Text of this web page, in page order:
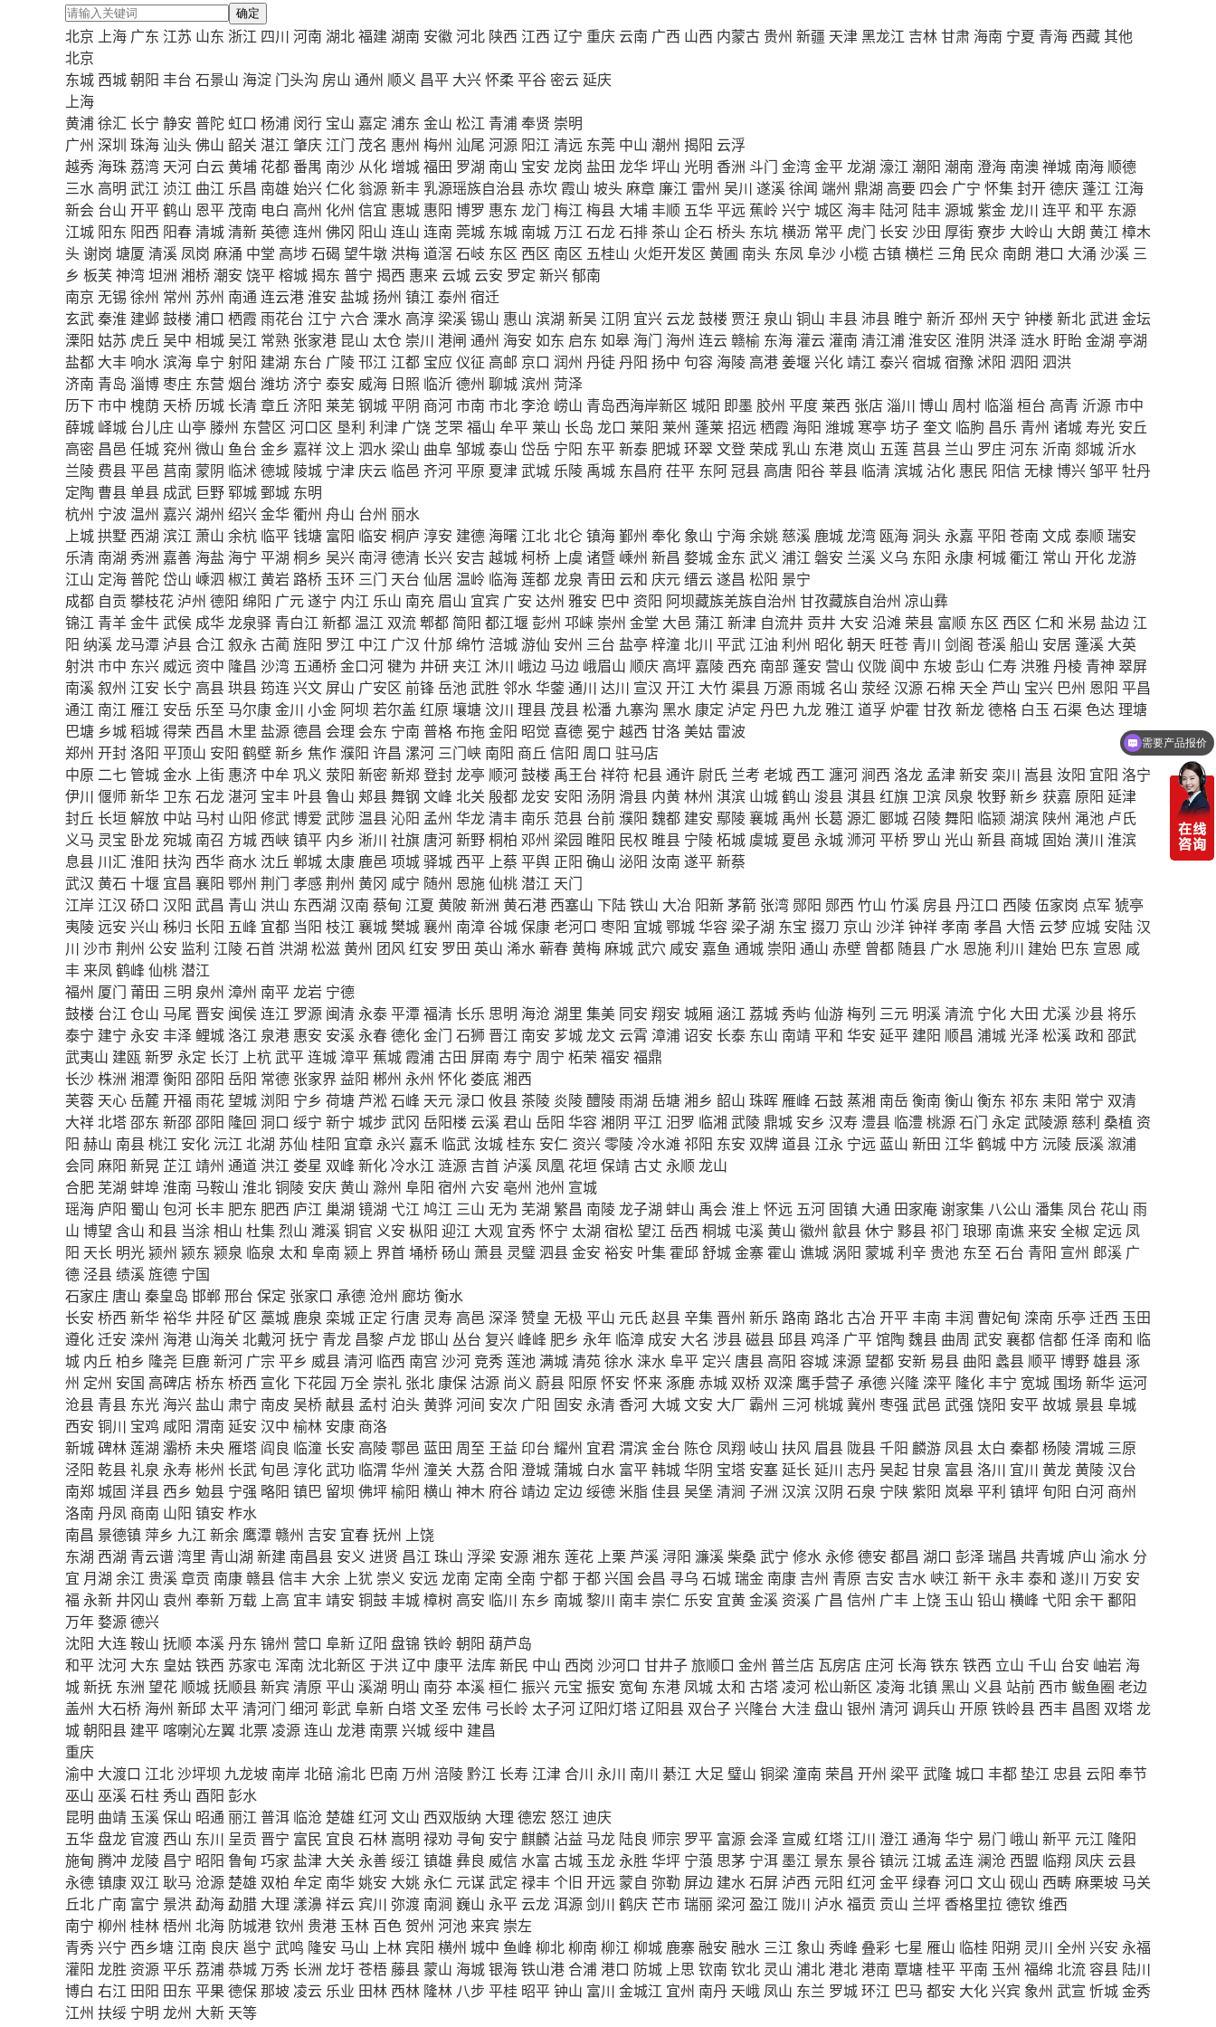
确定
北京 上海 广东 江苏 山东 浙江 四川 河南 湖北福建湖南 安徽河北 陕西 江西 辽宁 重庆 云南 广西 山西 内蒙古 贵州 新疆 天津黑龙江 吉林甘肃 海南 宁夏 青海 西藏其他
北京
东城 西城朝阳 丰台 石景山 海淀 门头沟 房山 通州 顺义 昌平 大兴怀柔平谷 密云延庆
上海
黄浦徐汇 长宁 静安 普陀 虹口 杨浦 闵行 宝山 嘉定 浦东 金山 松江 青浦奉贤 崇明
广州 深圳 珠海 汕头佛山 韶关 湛江 肇庆 江门 茂名 惠州 梅州 汕尾 河源 阳江 清远 东莞 中山 潮州 揭阳 云浮
越秀 海珠 荔湾 天河 白云黄埔 花都番禺 南沙 从化增城福田 罗湖 南山 宝安 龙岗 盐田 龙华坪山 光明 香洲 斗门 金湾金平龙湖 濠江 潮阳 潮南 澄海 南澳禅城 南海 顺德
三水 高明 武江 浈江 曲江 乐昌 南雄 始兴仁化 翁源新丰乳源瑶族自治县赤坎 霞山 坡头麻章 廉江 雷州 吴川 遂溪徐闻 端州 鼎湖 高要 四会 广宁 怀集封开德庆 蓬江 江海
新会 台山 开平鹤山 恩平 茂南 电白 高州 化州 信宜 惠城 惠阳 博罗 惠东 龙门 梅江 梅县 大埔丰顺 五华平远 蕉岭 兴宁 城区 海丰 陆河 陆丰源城紫金龙川 连平和平 东源
江城 阳东 阳西 阳春清城清新 英德连州 佛冈 阳山 连山 连南 莞城 东城 南城 万江 石龙石排茶山 企石 桥头 东坑横沥 常平 虎门 长安 沙田 厚街寮步 大岭山 大朗 黄江 樟木
头谢岗 塘厦 清溪 凤岗 麻涌 中堂 高埗石碣 望牛墩 洪梅道滘 石岐 东区 西区 南区 五桂山 火炬开发区 黄圃 南头 东凤阜沙小榄 古镇横栏 三角 民众 南朗 港口 大涌 沙溪 三
乡 板芙 神湾坦洲 湘桥潮安 饶平榕城揭东 普宁 揭西 惠来 云城 云安 罗定 新兴郁南
南京 无锡 徐州 常州 苏州 南通连云港淮安 盐城扬州 镇江 泰州 宿迁
玄武秦淮 建邺鼓楼 浦口 栖霞 雨花台 江宁 六合 溧水 高淳 梁溪锡山 惠山 滨湖 新吴 江阴 宜兴 云龙鼓楼 贾汪 泉山 铜山 丰县 沛县 睢宁 新沂邳州 天宁 钟楼 新北武进金坛
溧阳 姑苏 虎丘 吴中 相城吴江 常熟 张家港 昆山 太仓 崇川 港闸 通州 海安 如东 启东 如皋 海门 海州 连云赣榆 东海灌云灌南 清江浦淮安区 淮阴 洪泽 涟水 盱眙金湖 亭湖
盐都 大丰 响水滨海阜宁 射阳 建湖 东台 广陵邗江 江都 宝应 仪征 高邮 京口 润州 丹徒丹阳 扬中 句容 海陵 高港姜堰兴化靖江 泰兴宿城宿豫 沭阳 泗阳 泗洪
济南 青岛 淄博枣庄 东营 烟台 潍坊济宁 泰安 威海 日照 临沂德州 聊城滨州 菏泽
历下市中 槐荫 天桥 历城 长清章丘 济阳 莱芜钢城平阴 商河市南 市北李沧 崂山 青岛西海岸新区 城阳 即墨 胶州 平度 莱西 张店 淄川 博山 周村 临淄 桓台 高青 沂源市中
薛城 峄城 台儿庄 山亭 滕州 东营区 河口区 垦利 利津 广饶 芝罘福山 牟平 莱山 长岛 龙口 莱阳 莱州 蓬莱招远 栖霞 海阳 潍城 寒亭 坊子奎文 临朐 昌乐 青州 诸城寿光 安丘
高密 昌邑 任城 兖州 微山 鱼台 金乡 嘉祥 汶上 泗水 梁山 曲阜邹城泰山 岱岳 宁阳 东平新泰 肥城环翠文登 荣成乳山 东港 岚山 五莲 莒县 兰山 罗庄河东 沂南 郯城 沂水
兰陵 费县平邑 莒南 蒙阴 临沭德城 陵城 宁津 庆云 临邑 齐河平原 夏津武城 乐陵 禹城 东昌府茌平 东阿冠县 高唐 阳谷莘县 临清滨城 沾化 惠民 阳信无棣博兴邹平牡丹
定陶 曹县单县 成武 巨野 郓城 鄄城 东明
杭州 宁波 温州 嘉兴湖州 绍兴金华衢州 舟山 台州 丽水
上城拱墅 西湖 滨江 萧山 余杭 临平钱塘 富阳 临安 桐庐 淳安 建德 海曙 江北北仑镇海鄞州 奉化 象山 宁海余姚 慈溪 鹿城龙湾 瓯海洞头 永嘉 平阳 苍南 文成泰顺瑞安
乐清 南湖 秀洲 嘉善 海盐 海宁 平湖 桐乡 吴兴 南浔德清 长兴 安吉 越城柯桥 上虞 诸暨 嵊州 新昌 婺城金东 武义 浦江 磐安 兰溪 义乌 东阳 永康柯城衢江 常山 开化龙游
江山 定海普陀 岱山 嵊泗 椒江 黄岩 路桥 玉环 三门 天台 仙居 温岭 临海莲都龙泉 青田 云和 庆元缙云遂昌 松阳 景宁
成都 自贡 攀枝花 泸州 德阳 绵阳 广元遂宁 内江 乐山 南充 眉山 宜宾 广安 达州 雅安 巴中 资阳 阿坝藏族羌族自治州 甘孜藏族自治州 凉山彝
锦江 青羊金牛武侯 成华龙泉驿 青白江 新都 温江 双流郫都 简阳 都江堰彭州 邛崃 崇州 金堂 大邑 蒲江 新津 自流井 贡井 大安 沿滩 荣县 富顺 东区 西区 仁和 米易 盐边 江
阳 纳溪龙马潭 泸县合江 叙永古蔺旌阳 罗江 中江 广汉 什邡 绵竹 涪城游仙 安州 三台 盐亭 梓潼北川 平武 江油 利州 昭化朝天 旺苍 青川 剑阁 苍溪船山 安居 蓬溪 大英
射洪市中 东兴 威远 资中 隆昌 沙湾 五通桥金口河犍为 井研 夹江 沐川 峨边 马边 峨眉山 顺庆 高坪 嘉陵 西充 南部 蓬安 营山 仪陇 阆中 东坡彭山 仁寿 洪雅丹棱 青神 翠屏
南溪叙州 江安 长宁 高县珙县筠连兴文 屏山 广安区 前锋岳池武胜 邻水华蓥 通川 达川 宣汉 开江 大竹 渠县 万源雨城 名山 荥经汉源石棉 天全 芦山 宝兴 巴州 恩阳 平昌
通江 南江 雁江 安岳 乐至 马尔康金川 小金 阿坝 若尔盖 红原 壤塘 汶川 理县 茂县松潘 九寨沟 黑水 康定 泸定 丹巴 九龙雅江 道孚炉霍 甘孜新龙德格 白玉 石渠色达 理塘
巴塘 乡城稻城得荣 西昌 木里 盐源德昌 会理 会东 宁南 普格布拖金阳 昭觉 喜德 冕宁 越西 甘洛 美姑 雷波
郑州 开封洛阳 平顶山 安阳 鹤壁新乡 焦作濮阳 许昌 漯河 三门峡 南阳 商丘 信阳 周口 驻马店
中原 二七 管城金水 上街 惠济 中牟巩义 荥阳 新密 新郑登封龙亭 顺河鼓楼 禹王台 祥符 杞县通许 尉氏 兰考 老城 西工瀍河涧西 洛龙 孟津新安 栾川 嵩县 汝阳 宜阳 洛宁
伊川 偃师新华 卫东 石龙湛河 宝丰 叶县鲁山 郏县舞钢 文峰 北关 殷都龙安 安阳 汤阴 滑县 内黄林州 淇滨 山城鹤山 浚县淇县红旗 卫滨 凤泉 牧野新乡 获嘉 原阳 延津
封丘 长垣解放 中站 马村 山阳 修武博爱 武陟 温县沁阳 孟州 华龙清丰 南乐 范县 台前濮阳 魏都 建安 鄢陵襄城 禹州 长葛 源汇 郾城召陵舞阳 临颍 湖滨 陕州 渑池 卢氏
义马 灵宝 卧龙宛城 南召 方城 西峡镇平 内乡 淅川 社旗 唐河新野桐柏 邓州 梁园 睢阳 民权 睢县 宁陵柘城 虞城 夏邑 永城浉河平桥 罗山 光山 新县 商城 固始潢川 淮滨
息县 川汇 淮阳 扶沟 西华 商水 沈丘 郸城 太康 鹿邑 项城驿城 西平 上蔡 平舆 正阳 确山 泌阳 汝南 遂平新蔡
武汉 黄石 十堰 宜昌 襄阳 鄂州 荆门 孝感荆州 黄冈 咸宁 随州 恩施仙桃潜江 天门
江岸 江汉 硚口 汉阳 武昌 青山 洪山 东西湖 汉南 蔡甸 江夏 黄陂 新洲 黄石港 西塞山 下陆铁山 大冶 阳新茅箭 张湾 郧阳 郧西 竹山 竹溪 房县丹江口 西陵伍家岗 点军 猇亭
夷陵远安 兴山 秭归 长阳 五峰 宜都 当阳 枝江 襄城樊城襄州 南漳谷城保康老河口 枣阳 宜城鄂城华容 梁子湖 东宝 掇刀 京山 沙洋钟祥孝南 孝昌 大悟 云梦 应城 安陆汉
川 沙市荆州 公安 监利 江陵石首 洪湖 松滋黄州 团风红安 罗田 英山 浠水蕲春黄梅麻城武穴 咸安 嘉鱼 通城 崇阳 通山 赤壁 曾都 随县 广水 恩施利川 建始 巴东 宣恩 咸
丰 来凤鹤峰 仙桃潜江
福州 厦门 莆田 三明 泉州 漳州 南平龙岩 宁德
鼓楼 台江 仓山 马尾 晋安 闽侯连江 罗源 闽清 永泰平潭福清 长乐 思明 海沧 湖里 集美 同安 翔安 城厢 涵江 荔城秀屿仙游梅列 三元 明溪清流 宁化 大田 尤溪沙县将乐
泰宁 建宁 永安 丰泽鲤城洛江 泉港 惠安 安溪 永春德化金门 石狮 晋江 南安 芗城龙文 云霄 漳浦诏安 长泰 东山 南靖平和 华安 延平 建阳 顺昌 浦城光泽松溪政和 邵武
武夷山 建瓯新罗 永定 长汀 上杭武平连城 漳平 蕉城 霞浦古田 屏南 寿宁 周宁 柘荣 福安 福鼎
长沙株洲 湘潭衡阳 邵阳 岳阳 常德 张家界 益阳 郴州 永州 怀化 娄底湘西
芙蓉 天心岳麓开福 雨花望城 浏阳 宁乡 荷塘 芦淞石峰 天元 渌口 攸县茶陵 炎陵醴陵雨湖 岳塘湘乡 韶山 珠晖 雁峰 石鼓 蒸湘 南岳衡南 衡山 衡东 祁东 耒阳 常宁 双清
大祥北塔邵东 新邵邵阳 隆回 洞口 绥宁 新宁 城步 武冈 岳阳楼 云溪君山 岳阳 华容湘阴 平江 汨罗 临湘 武陵鼎城 安乡 汉寿 澧县 临澧桃源石门 永定 武陵源 慈利 桑植 资
阳 赫山 南县桃江 安化沅江 北湖 苏仙 桂阳 宜章 永兴 嘉禾 临武 汝城桂东 安仁 资兴零陵 冷水滩 祁阳 东安 双牌道县 江永 宁远 蓝山 新田 江华鹤城 中方 沅陵 辰溪 溆浦
会同 麻阳 新晃 芷江 靖州 通道 洪江 娄星 双峰 新化 冷水江 涟源 吉首 泸溪 凤凰 花垣保靖古丈 永顺龙山
合肥 芜湖 蚌埠淮南 马鞍山 淮北铜陵 安庆黄山 滁州 阜阳 宿州 六安 亳州 池州 宣城
瑶海 庐阳 蜀山 包河 长丰 肥东 肥西 庐江 巢湖 镜湖 弋江 鸠江 三山 无为 芜湖 繁昌 南陵龙子湖 蚌山 禹会淮上 怀远 五河 固镇 大通 田家庵谢家集 八公山 潘集 凤台 花山 雨
山 博望 含山 和县 当涂相山 杜集 烈山 濉溪铜官 义安 枞阳 迎江 大观 宜秀怀宁 太湖 宿松 望江 岳西 桐城 屯溪黄山 徽州 歙县休宁 黟县祁门 琅琊 南谯 来安 全椒 定远 凤
阳 天长 明光颍州 颍东 颍泉 临泉 太和 阜南 颍上 界首埇桥砀山 萧县 灵璧泗县金安 裕安 叶集 霍邱舒城金寨 霍山 谯城 涡阳 蒙城利辛 贵池 东至 石台 青阳 宣州 郎溪 广
德 泾县绩溪旌德 宁国
石家庄 唐山 秦皇岛 邯郸 邢台 保定 张家口 承德 沧州 廊坊衡水
长安 桥西 新华裕华 井陉矿区 藁城 鹿泉 栾城 正定 行唐 灵寿 高邑 深泽 赞皇 无极 平山 元氏赵县辛集 晋州 新乐 路南 路北古冶 开平丰南 丰润 曹妃甸 滦南 乐亭 迁西 玉田
遵化迁安 滦州 海港 山海关 北戴河抚宁 青龙 昌黎 卢龙邯山 丛台 复兴 峰峰 肥乡 永年 临漳 成安 大名 涉县磁县邱县鸡泽 广平馆陶 魏县 曲周 武安 襄都信都任泽 南和 临
城 内丘 柏乡 隆尧 巨鹿新河 广宗 平乡 威县清河 临西 南宫 沙河竞秀莲池 满城清苑徐水 涞水阜平 定兴 唐县 高阳 容城 涞源望都 安新易县 曲阳 蠡县 顺平博野雄县涿
州 定州 安国 高碑店 桥东 桥西 宣化下花园 万全 崇礼 张北 康保 沽源 尚义 蔚县 阳原 怀安 怀来涿鹿赤城 双桥 双滦 鹰手营子承德兴隆 滦平 隆化丰宁 宽城 围场 新华运河
沧县 青县 东光 海兴 盐山 肃宁 南皮 吴桥献县 孟村 泊头黄骅河间 安次 广阳 固安 永清 香河 大城文安 大厂 霸州 三河桃城冀州 枣强 武邑 武强 饶阳 安平故城 景县阜城
西安 铜川 宝鸡 咸阳 渭南 延安 汉中 榆林 安康 商洛
新城碑林莲湖 灞桥未央 雁塔 阎良 临潼 长安 高陵鄠邑 蓝田 周至 王益 印台 耀州 宜君渭滨金台 陈仓 凤翔 岐山 扶风 眉县 陇县千阳 麟游 凤县 太白 秦都杨陵渭城 三原
泾阳 乾县礼泉 永寿彬州 长武旬邑 淳化武功 临渭 华州 潼关 大荔 合阳 澄城蒲城 白水 富平韩城华阴 宝塔 安塞延长 延川 志丹吴起甘泉 富县洛川 宜川 黄龙黄陵汉台
南郑城固 洋县 西乡 勉县 宁强 略阳 镇巴 留坝 佛坪榆阳 横山 神木 府谷靖边 定边绥德 米脂佳县吴堡 清涧 子洲 汉滨汉阴 石泉 宁陕紫阳 岚皋平利 镇坪旬阳 白河 商州
洛南 丹凤 商南 山阳 镇安 柞水
南昌 景德镇萍乡 九江 新余 鹰潭赣州 吉安 宜春抚州 上饶
东湖 西湖 青云谱湾里 青山湖 新建 南昌县 安义 进贤 昌江 珠山 浮梁 安源湘东 莲花 上栗 芦溪 浔阳 濂溪柴桑武宁 修水 永修德安 都昌 湖口 彭泽瑞昌 共青城 庐山 渝水 分
宜 月湖 余江 贵溪章贡 南康赣县信丰 大余 上犹 崇义 安远 龙南 定南 全南 宁都于都兴国 会昌 寻乌 石城瑞金 南康 吉州 青原 吉安 吉水 峡江 新干 永丰泰和 遂川 万安 安
福 永新 井冈山 袁州 奉新 万载 上高 宜丰靖安 铜鼓丰城樟树 高安 临川 东乡 南城黎川 南丰 崇仁 乐安 宜黄金溪 资溪 广昌 信州 广丰 上饶 玉山 铅山 横峰 弋阳 余干鄱阳
万年婺源德兴
沈阳 大连鞍山 抚顺本溪丹东 锦州 营口 阜新辽阳 盘锦 铁岭 朝阳 葫芦岛
和平 沈河 大东 皇姑铁西 苏家屯 浑南 沈北新区 于洪辽中 康平 法库新民 中山 西岗 沙河口 甘井子旅顺口 金州 普兰店 瓦房店 庄河 长海铁东 铁西 立山 千山 台安 岫岩 海
城新抚 东洲 望花 顺城抚顺县新宾 清原 平山 溪湖 明山 南芬 本溪桓仁振兴 元宝 振安 宽甸 东港 凤城 太和 古塔 凌河松山新区 凌海北镇黑山 义县 站前 西市 鲅鱼圈 老边
盖州 大石桥 海州 新邱 太平清河门 细河彰武阜新 白塔文圣宏伟 弓长岭 太子河辽阳灯塔辽阳县 双台子兴隆台 大洼 盘山 银州 清河调兵山 开原 铁岭县 西丰 昌图 双塔龙
城朝阳县 建平 喀喇沁左翼北票 凌源连山 龙港 南票兴城绥中 建昌
重庆
渝中 大渡口 江北沙坪坝 九龙坡 南岸北碚渝北 巴南 万州 涪陵黔江 长寿 江津合川 永川 南川 綦江 大足 璧山 铜梁潼南 荣昌 开州 梁平武隆城口 丰都 垫江 忠县 云阳 奉节
巫山 巫溪石柱 秀山 酉阳 彭水
昆明 曲靖 玉溪保山 昭通丽江 普洱 临沧 楚雄 红河文山 西双版纳 大理 德宏 怒江 迪庆
五华盘龙 官渡 西山 东川 呈贡 晋宁 富民 宜良 石林嵩明 禄劝 寻甸 安宁 麒麟 沾益 马龙 陆良 师宗 罗平 富源 会泽 宣威红塔 江川 澄江 通海华宁 易门 峨山 新平 元江 隆阳
施甸 腾冲 龙陵 昌宁 昭阳 鲁甸 巧家 盐津 大关 永善绥江 镇雄 彝良 威信水富 古城 玉龙 永胜 华坪 宁蒗 思茅 宁洱 墨江 景东 景谷镇沅 江城 孟连 澜沧 西盟 临翔 凤庆 云县
永德镇康 双江 耿马 沧源 楚雄 双柏 牟定 南华姚安 大姚 永仁 元谋武定 禄丰个旧 开远 蒙自 弥勒 屏边 建水石屏 泸西 元阳 红河金平绿春河口 文山 砚山 西畴麻栗坡 马关
丘北 广南 富宁 景洪 勐海 勐腊 大理 漾濞祥云 宾川 弥渡 南涧 巍山 永平 云龙 洱源剑川 鹤庆 芒市瑞丽 梁河盈江 陇川 泸水福贡 贡山 兰坪 香格里拉 德钦维西
南宁 柳州 桂林梧州 北海 防城港钦州 贵港 玉林 百色贺州 河池 来宾 崇左
青秀兴宁 西乡塘 江南 良庆 邕宁 武鸣 隆安 马山 上林 宾阳 横州 城中 鱼峰 柳北柳南 柳江 柳城 鹿寨融安 融水 三江 象山 秀峰 叠彩七星 雁山 临桂 阳朔 灵川 全州 兴安 永福
灌阳 龙胜 资源平乐 荔浦恭城 万秀 长洲 龙圩苍梧 藤县蒙山 海城银海铁山港合浦港口 防城 上思 钦南 钦北 灵山 浦北港北港南 覃塘桂平平南 玉州 福绵 北流 容县 陆川
博白 右江 田阳 田东 平果 德保那坡 凌云 乐业 田林 西林 隆林 八步 平桂 昭平钟山 富川 金城江 宜州 南丹 天峨 凤山 东兰 罗城环江 巴马 都安 大化兴宾 象州 武宣 忻城金秀
江州 扶绥 宁明 龙州 大新 天等
需要产品报价